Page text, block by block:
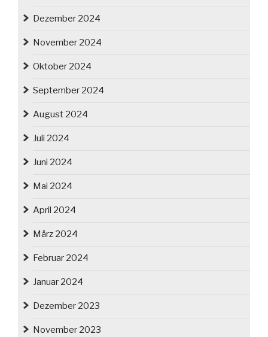
Dezember 2024
November 2024
Oktober 2024
September 2024
August 2024
Juli 2024
Juni 2024
Mai 2024
April 2024
März 2024
Februar 2024
Januar 2024
Dezember 2023
November 2023